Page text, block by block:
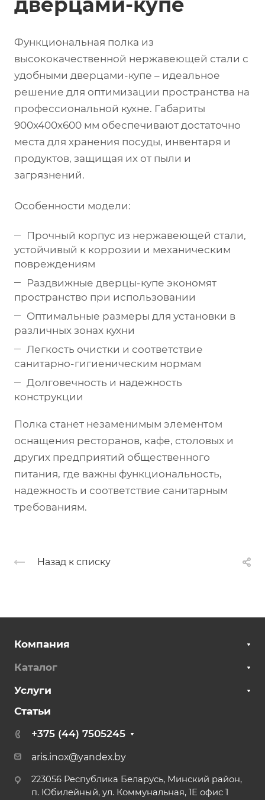
Функциональная полка из
высококачественной нержавеющей стали с
удобными дверцами-купе – идеальное
решение для оптимизации пространства на
профессиональной кухне. Габариты
900х400х600 мм обеспечивают достаточно
места для хранения посуды, инвентаря и
продуктов, защищая их от пыли и
загрязнений.
Особенности модели:
Прочный корпус из нержавеющей стали,
устойчивый к коррозии и механическим
повреждениям
Раздвижные дверцы-купе экономят
пространство при использовании
Оптимальные размеры для установки в
различных зонах кухни
Легкость очистки и соответствие
санитарно-гигиеническим нормам
Долговечность и надежность
конструкции
Полка станет незаменимым элементом
оснащения ресторанов, кафе, столовых и
других предприятий общественного
питания, где важны функциональность,
надежность и соответствие санитарным
требованиям.
Назад к списку
Компания
Каталог
Услуги
Статьи
+375 (44) 7505245
aris.inox@yandex.by
223056 Республика Беларусь, Минский район,
п. Юбилейный, ул. Коммунальная, 1Е офис 1